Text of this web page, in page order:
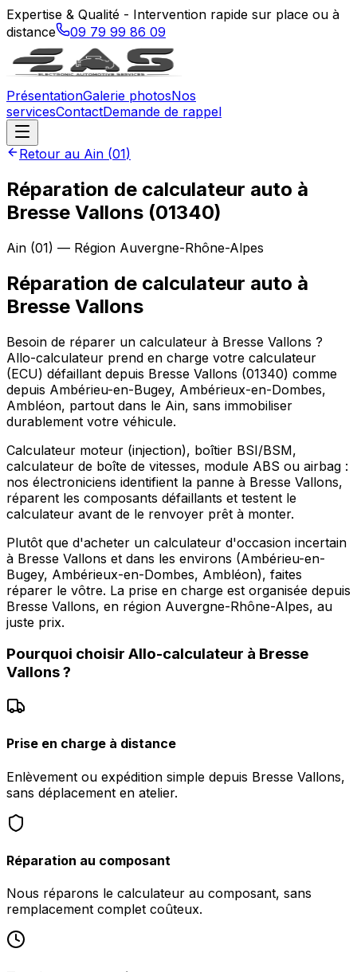
Expertise & Qualité - Intervention rapide sur place ou à
distance
09 79 99 86 09
PrésentationGalerie photosNos
servicesContactDemande de rappel
Retour au Ain (01)
Réparation de calculateur auto à
Bresse Vallons (01340)
Ain (01) — Région Auvergne-Rhône-Alpes
Réparation de calculateur auto à
Bresse Vallons
Besoin de réparer un calculateur à Bresse Vallons ?
Allo-calculateur prend en charge votre calculateur
(ECU) défaillant depuis Bresse Vallons (01340) comme
depuis Ambérieu-en-Bugey, Ambérieux-en-Dombes,
Ambléon, partout dans le Ain, sans immobiliser
durablement votre véhicule.
Calculateur moteur (injection), boîtier BSI/BSM,
calculateur de boîte de vitesses, module ABS ou airbag :
nos électroniciens identifient la panne à Bresse Vallons,
réparent les composants défaillants et testent le
calculateur avant de le renvoyer prêt à monter.
Plutôt que d'acheter un calculateur d'occasion incertain
à Bresse Vallons et dans les environs (Ambérieu-en-
Bugey, Ambérieux-en-Dombes, Ambléon), faites
réparer le vôtre. La prise en charge est organisée depuis
Bresse Vallons, en région Auvergne-Rhône-Alpes, au
juste prix.
Pourquoi choisir Allo-calculateur à Bresse
Vallons?
Prise en charge à distance
Enlèvement ou expédition simple depuis Bresse Vallons,
sans déplacement en atelier.
Réparation au composant
Nous réparons le calculateur au composant, sans
remplacement complet coûteux.